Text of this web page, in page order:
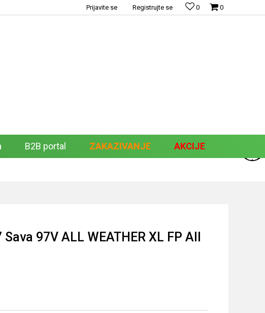
0
0
Prijavite se Registrujte se
B2B portal ZAKAZIVANJE AKCIJE
97V ALL WEATHER XL FP All